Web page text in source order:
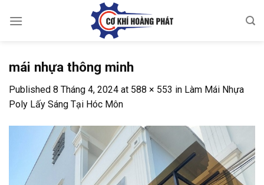
mái nhựa thông minh
Published 8 Tháng 4, 2024 at 588 × 553 in Làm Mái Nhựa
Poly Lấy Sáng Tại Hóc Môn